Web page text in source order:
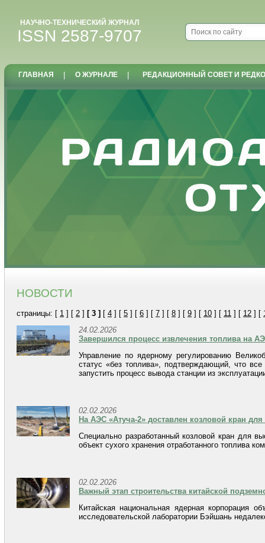
НАУЧНО-ТЕХНИЧЕСКИЙ ЖУРНАЛ
ISSN 2587-9707
ГЛАВНАЯ О ЖУРНАЛЕ РЕДАКЦИОННЫЙ СОВЕТ И
НОВОСТИ
страницы: [ 1 ] [ 2 ] [ 3 ] [ 4 ] [ 5 ] [ 6 ] [ 7 ] [ 8 ] [ 9 ] [ 10 ] [ 11 ] [ 12 ] [
24.02.2026
Завершился процесс извлечения топлива на
Управление по ядерному регулированию
статус «без топлива», подтверждающий, что
запустить процесс вывода станции из
02.02.2026
На АЭС «Атуча-2» доставлен козловой кран
Специально разработанный козловой кран для
объект сухого хранения отработанного топлива
02.02.2026
Важный этап строительства китайской
Китайская национальная ядерная корпорация
исследовательской лаборатории Бэйшань